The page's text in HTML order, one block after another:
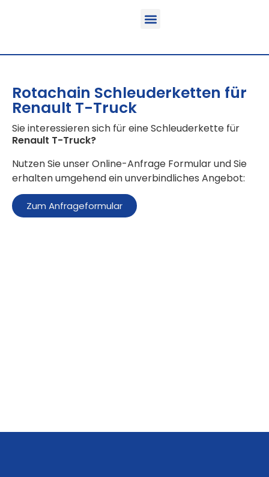
Rotachain Schleuderketten für
Renault T-Truck
Sie interessieren sich für eine Schleuderkette für
Renault T-Truck?
Nutzen Sie unser Online-Anfrage Formular und Sie
erhalten umgehend ein unverbindliches Angebot:
Zum Anfrageformular